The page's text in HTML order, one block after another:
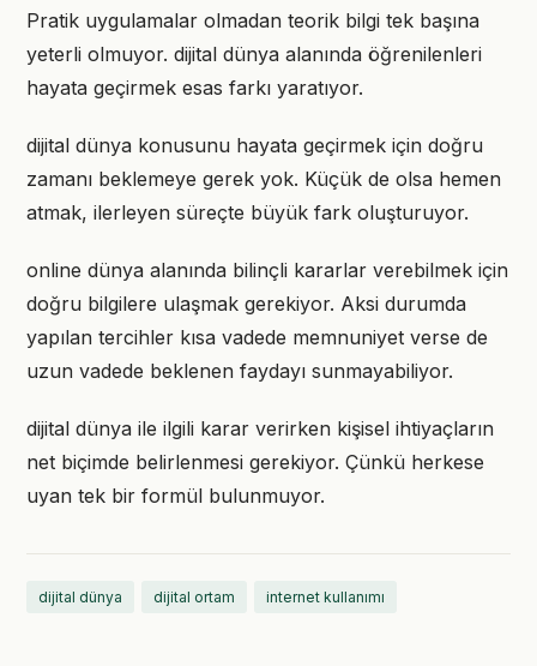
Pratik uygulamalar olmadan teorik bilgi tek başına
yeterli olmuyor. dijital dünya alanında öğrenilenleri
hayata geçirmek esas farkı yaratıyor.
dijital dünya konusunu hayata geçirmek için doğru
zamanı beklemeye gerek yok. Küçük de olsa hemen
atmak, ilerleyen süreçte büyük fark oluşturuyor.
online dünya alanında bilinçli kararlar verebilmek için
doğru bilgilere ulaşmak gerekiyor. Aksi durumda
yapılan tercihler kısa vadede memnuniyet verse de
uzun vadede beklenen faydayı sunmayabiliyor.
dijital dünya ile ilgili karar verirken kişisel ihtiyaçların
net biçimde belirlenmesi gerekiyor. Çünkü herkese
uyan tek bir formül bulunmuyor.
dijital dünya dijital ortam internet kullanımı